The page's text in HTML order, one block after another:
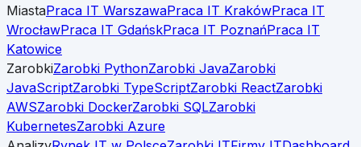
MiastaPraca IT WarszawaPraca IT KrakówPraca IT
WrocławPraca IT GdańskPraca IT PoznańPraca IT
Katowice
ZarobkiZarobki PythonZarobki JavaZarobki
JavaScriptZarobki TypeScriptZarobki ReactZarobki
AWSZarobki DockerZarobki SQLZarobki
KubernetesZarobki Azure